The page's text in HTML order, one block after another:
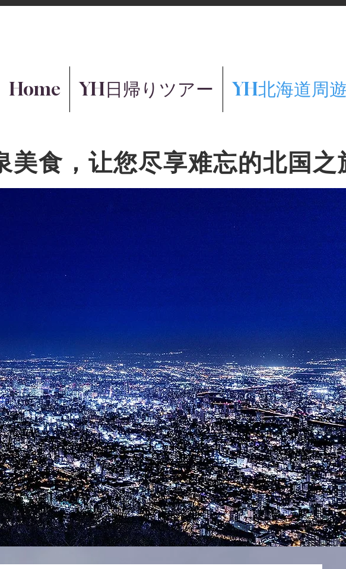
Home YH日帰りツアー YH北海道周
食，让您尽享难忘的北国之